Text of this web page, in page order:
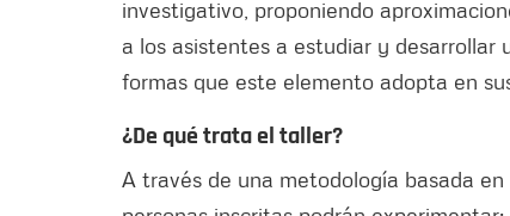
investigativo, proponiendo
a los asistentes a estudiar y desarrollar
formas que este elemento adopta en
¿De qué trata el taller?
A través de una metodología basada